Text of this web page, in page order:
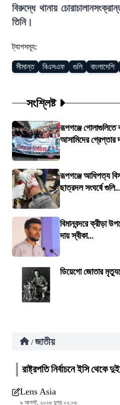
বিরুদ্ধে থানায়
তিনি।
ট্যাগসমূহ:
সীমান্ত বিএসএফ গুলি বাংলাদেশি
সংশ্লিষ্ট
রূপগঞ্জে গোলাগুলিতে
আসামিদের গ্রেপ্তার
রূপগঞ্জে আধিপত্য
ছাত্রদল সংঘর্ষে
বিমানবন্দরে ক্রীড়া
দায় স্বীকা...
ডিয়েগো জোতার
/ জাতীয়
রাষ্ট্রপতি নির্বাচনে ইসি
Lens Asia
৯ আগস্ট, ২০২৬ দুপুর ০২:০৬